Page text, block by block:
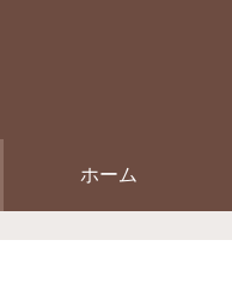
ホーム